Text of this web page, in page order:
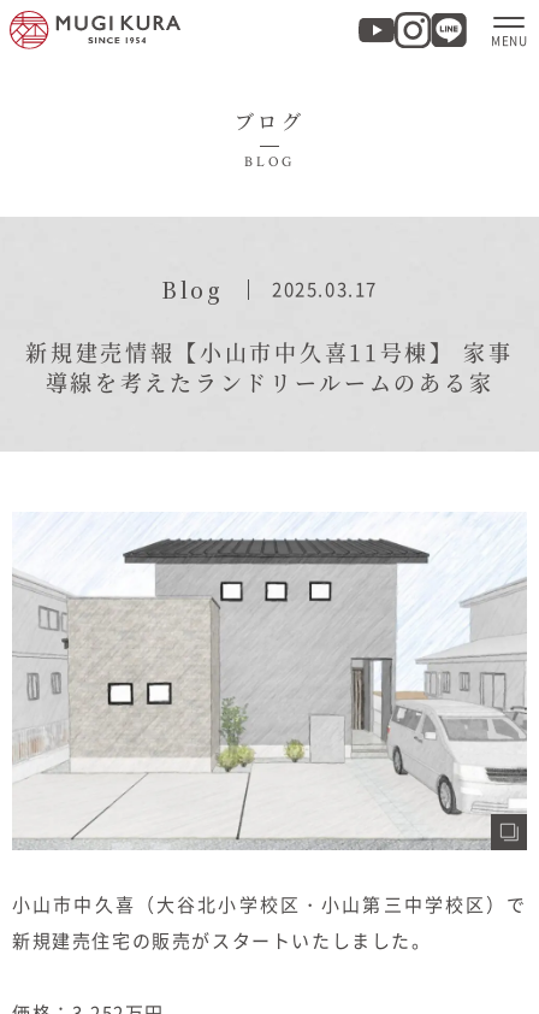
商品紹介
むぎくらについて
ニュース ブログ
イベント
オーナー様Q&A
お問い合わせ
お電話での
ブログ
BLOG
Blog 2025.03.17
新規建売情報【小山市中久喜11号棟】
家事
導線を考えたランドリールームのある家
小山市中久喜（大谷北小学校区・小山第三中学校区）で
新規建売住宅の販売がスタートいたしました。